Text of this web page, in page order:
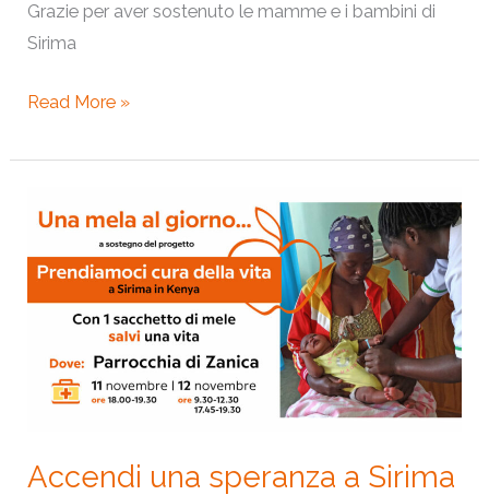
Grazie per aver sostenuto le mamme e i bambini di
Sirima
Read More »
Accendi una speranza a Sirima
una
speranza
Sirima